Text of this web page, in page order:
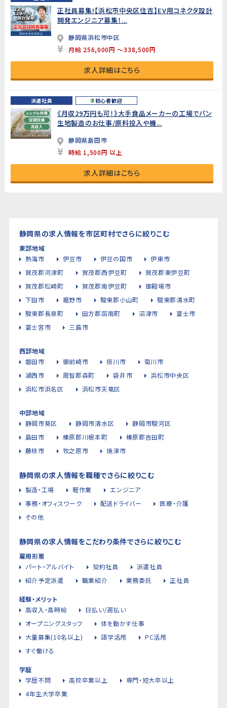
正社員募集!【浜松市中央区住吉】EV用コネクタ設計
開発エンジニア募集！...
静岡県浜松市中区
月給 256,000円 ～338,500円
求人詳細はこちら
派遣社員 初心者歓迎
《月収29万円も可！》大手食品メーカーの工場でパン
生地製造のお仕事/原料投入や機...
静岡県島田市
時給 1,500円 以上
求人詳細はこちら
静岡県の求人情報を市区町村でさらに絞りこむ
東部地域
熱海市
伊豆市 伊豆の国市
伊東市
賀茂郡河津町
賀茂郡西伊豆町
賀茂郡東伊豆町
賀茂郡松崎町
賀茂郡南伊豆町
御殿場市
下田市
裾野市 駿東郡小山町
駿東郡清水町
駿東郡長泉町
田方郡函南町 沼津市
富士市
富士宮市
三島市
西部地域
磐田市
御前崎市 掛川市
菊川市
湖西市
周智郡森町 袋井市
浜松市中央区
浜松市浜名区
浜松市天竜区
中部地域
静岡市葵区
静岡市清水区
静岡市駿河区
島田市
榛原郡川根本町
榛原郡吉田町
藤枝市
牧之原市 焼津市
静岡県の求人情報を職種でさらに絞りこむ
製造・工場 軽作業
エンジニア
事務・オフィスワーク
配送ドライバー
医療・介護
その他
静岡県の求人情報をこだわり条件でさらに絞りこむ
雇用形態
パート・アルバイト
契約社員
派遣社員
紹介予定派遣
職業紹介 業務委託 正社員
経験・メリット
高収入・高時給
日払い/週払い
オープニングスタッフ
体を動かす仕事
大量募集(10名以上)
語学活用
PC活用
すぐ働ける
学歴
学歴不問
高校卒業以上
専門・短大卒以上
4年生大学卒業